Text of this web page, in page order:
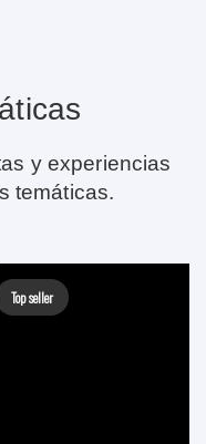
y experiencias
temáticas.
Top seller